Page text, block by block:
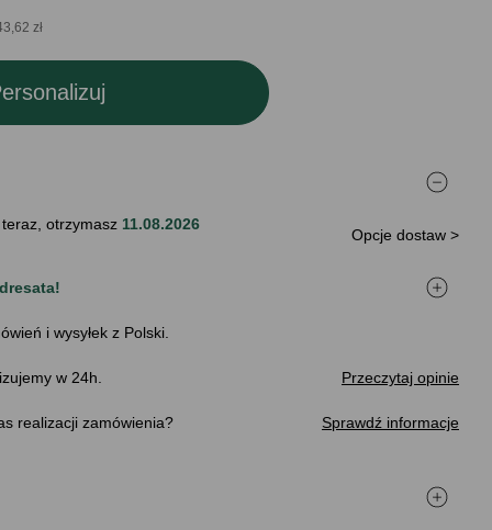
zł
otrzymasz 11.08.2026
Opcje dostaw >
i wysyłek z Polski.
w 24h. Przeczytaj opinie
realizacji zamówienia Sprawdź informacje